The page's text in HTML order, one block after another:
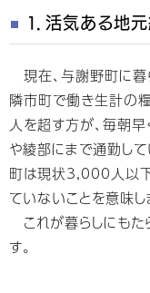
１．活気ある地
現在、与謝野町に
隣市町で働き生計の
人を超す方が、毎朝早
や綾部にまで通勤し
町は現状3,000人以
ていないことを意味し
これが暮らしにもた
す。